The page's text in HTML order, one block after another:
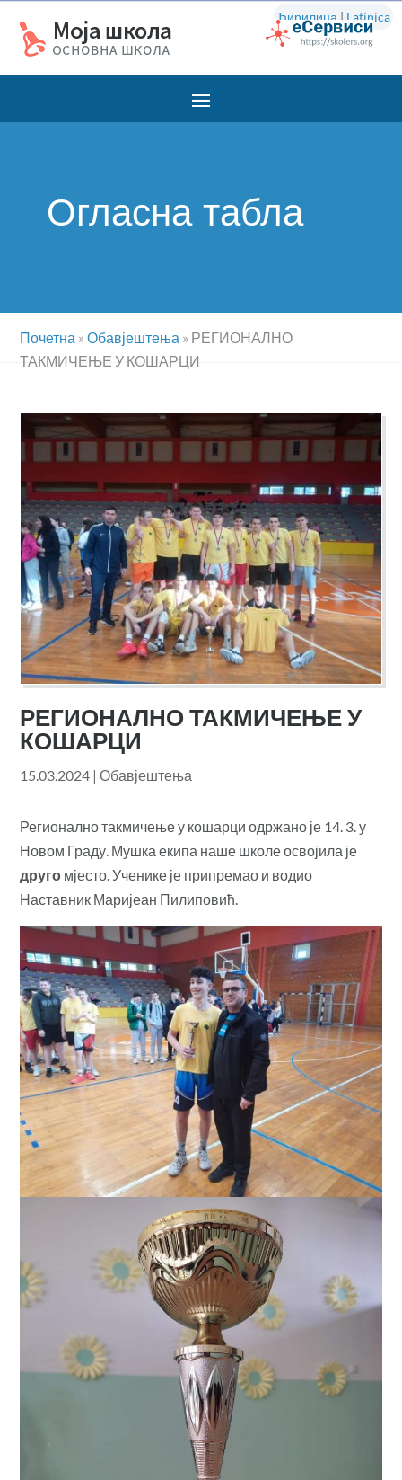
Ћирилица | Latinica
Огласна табла
Почетна »Обавјештења » РЕГИОНАЛНО
ТАКМИЧЕЊЕ У КОШАРЦИ
РЕГИОНАЛНО ТАКМИЧЕЊЕ У
КОШАРЦИ
15.03.2024 |Обавјештења
Регионално такмичење у кошарци одржано је 14. 3. у
Новом Граду. Мушка екипа наше школе освојила је
друго мјесто. Ученике је припремао и водио
Наставник Маријеан Пилиповић.